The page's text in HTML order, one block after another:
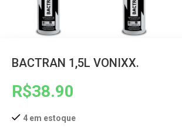
BACTRAN 1,5L VONIXX.
R$38.90
4 em estoque